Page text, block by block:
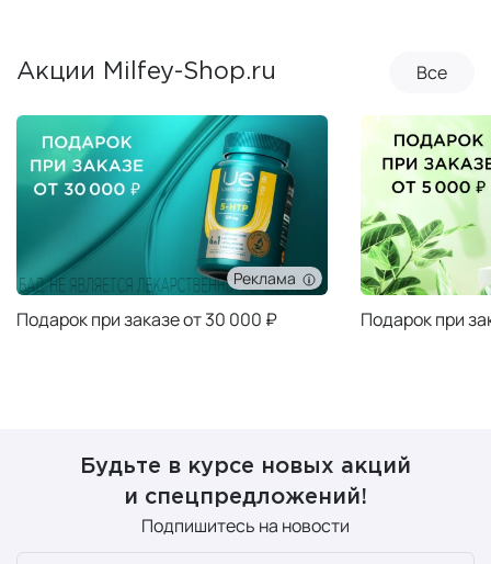
Акции Milfey-Shop.ru Все
Реклама
Подарок при заказе от 30 000 ₽ Подарок при
Будьте в курсе новых акций
и спецпредложений!
Подпишитесь на новости